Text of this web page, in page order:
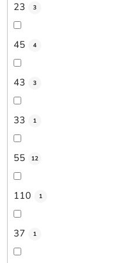
23 3
45 4
43 3
33 1
55 12
110 1
37 1